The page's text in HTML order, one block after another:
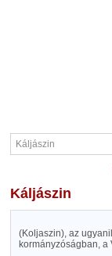
Káljászin
(Koljaszin), az
kormányzóságban,